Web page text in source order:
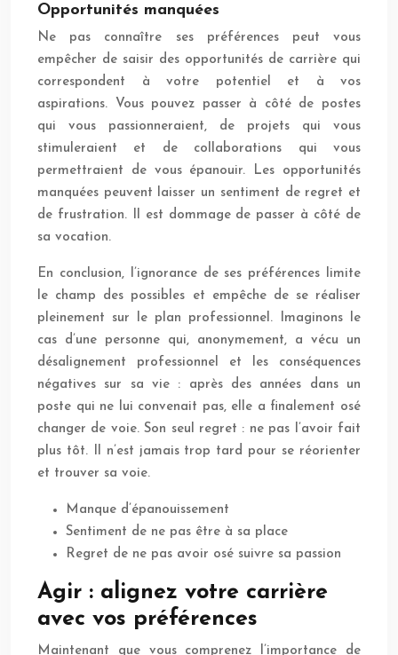
Opportunités manquées
Ne pas connaître ses préférences peut vous
empêcher de saisir des opportunités de carrière qui
correspondent à votre potentiel et à vos
aspirations. Vous pouvez passer à côté de postes
qui vous passionneraient, de projets qui vous
stimuleraient et de collaborations qui vous
permettraient de vous épanouir. Les opportunités
manquées peuvent laisser un sentiment de regret et
de frustration. Il est dommage de passer à côté de
sa vocation.
En conclusion, l’ignorance de ses préférences limite
le champ des possibles et empêche de se réaliser
pleinement sur le plan professionnel. Imaginons le
cas d’une personne qui, anonymement, a vécu un
désalignement professionnel et les conséquences
négatives sur sa vie : après des années dans un
poste qui ne lui convenait pas, elle a finalement osé
changer de voie. Son seul regret : ne pas l’avoir fait
plus tôt. Il n’est jamais trop tard pour se réorienter
et trouver sa voie.
Manque d’épanouissement
Sentiment de ne pas être à sa place
Regret de ne pas avoir osé suivre sa passion
Agir : alignez votre carrière
avec vos préférences
Maintenant que vous comprenez l’importance de